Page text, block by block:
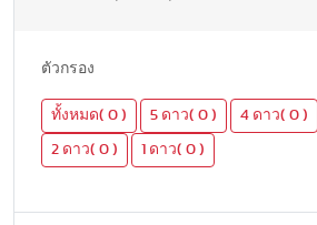
ตัวกรอง
ทั้งหมด( 0 ) 5 ดาว( 0 ) 4 ดาว( 0 )
2 ดาว( 0 ) 1 ดาว( 0 )